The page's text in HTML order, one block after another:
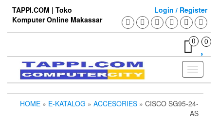
content
TAPPI.COM | Toko
Komputer Online Makassar
Login / Register
0 0
Toggle
HOME » E-KATALOG » ACCESORIES » CISCO SG95-24-
AS